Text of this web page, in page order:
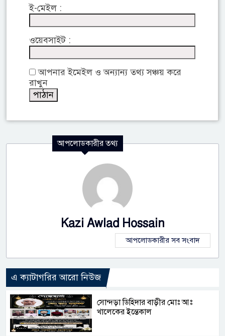
ই-মেইল :
ওয়েবসাইট :
আপনার ইমেইল ও অন্যান্য তথ্য সঞ্চয় করে
রাখুন
আপলোডকারীর তথ্য
Kazi Awlad Hossain
আপলোডকারীর সব সংবাদ
এ ক্যাটাগরির আরো নিউজ
সোন্দড়া ডিহিদার বাড়ীর মোঃ আঃ
খালেকের ইন্তেকাল